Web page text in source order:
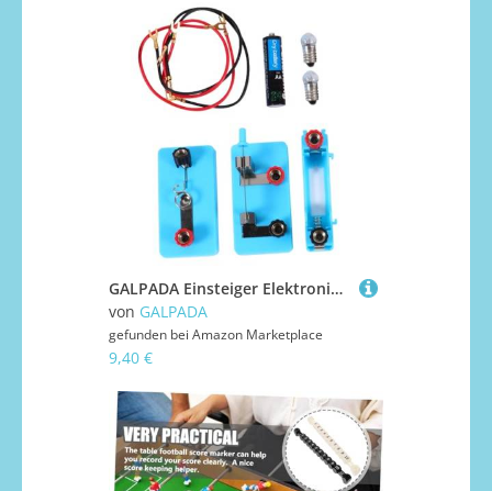
GALPADA Einsteiger Elektronik Baukasten Schaltkreise Bausatz für Schüler mit Aufbewahrungsbox Umweltfreundlich für Physik Experimente und Grundlagen des Stromkreises Lernen
von GALPADA
gefunden bei Amazon Marketplace
9,40 €